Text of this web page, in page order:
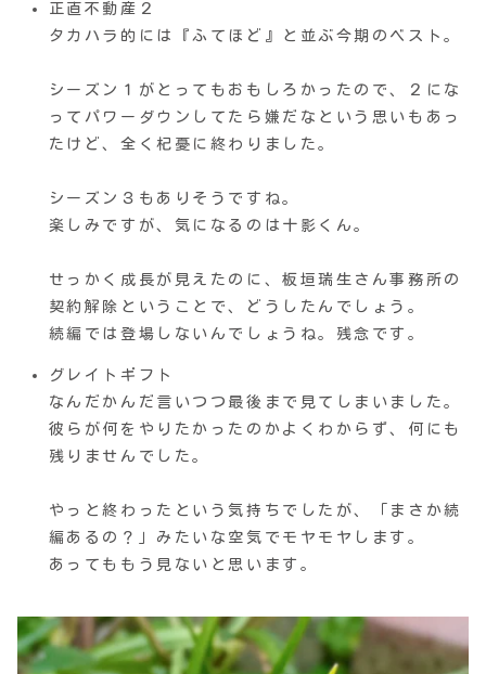
正直不動産２
タカハラ的には『ふてほど』と並ぶ今期のベスト。
シーズン１がとってもおもしろかったので、２にな
ってパワーダウンしてたら嫌だなという思いもあっ
たけど、全く杞憂に終わりました。
シーズン３もありそうですね。
楽しみですが、気になるのは十影くん。
せっかく成長が見えたのに、板垣瑞生さん事務所の
契約解除ということで、どうしたんでしょう。
続編では登場しないんでしょうね。残念です。
グレイトギフト
なんだかんだ言いつつ最後まで見てしまいました。
彼らが何をやりたかったのかよくわからず、何にも
残りませんでした。
やっと終わったという気持ちでしたが、「まさか続
編あるの？」みたいな空気でモヤモヤします。
あってももう見ないと思います。